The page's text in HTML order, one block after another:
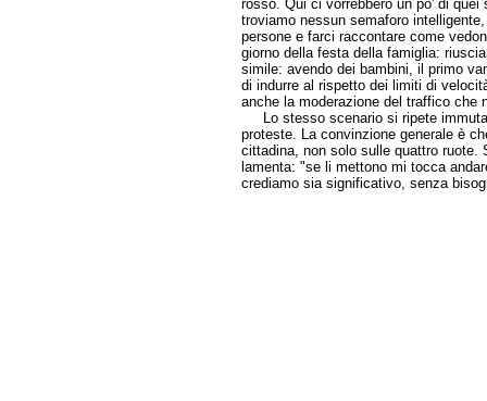
rosso. Qui ci vorrebbero un po' di
troviamo nessun semaforo
persone e farci raccontare come
giorno della festa della famiglia:
simile: avendo dei bambini, il primo
di indurre al rispetto dei limiti di
anche la moderazione del traffico che
Lo stesso scenario si ripete
proteste. La convinzione generale è
cittadina, non solo sulle quattro ruote.
lamenta: "se li mettono mi tocca
crediamo sia significativo, senza